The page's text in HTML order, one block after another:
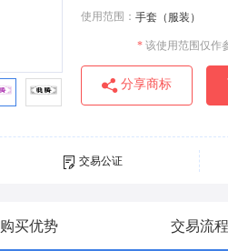
使用范围： 手套（服装）
* 该使用范围仅作
分享商标
交易公证
购买优势 交易流程